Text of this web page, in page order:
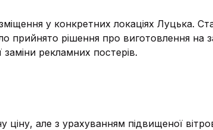
у конкретних локаціях Луцька.
прийнято рішення про виготовлення на
рекламних постерів.
але з урахуванням підвищеної